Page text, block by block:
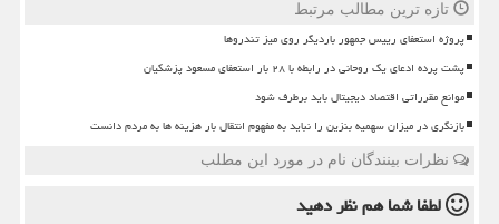
تازه ترین مطالب مرتبط
پروژه استعفای رییس جمهور باردیگر روی میز تندروها
پشت پرده ادعای یک روحانی در رابطه با ۲۸ بار استعفای مسعود پزشکیان
موانع مقرراتی اقتصاد دیجیتال باید برطرف شود
بازنگری در میزان سهمیه بنزین را نباید به مفهوم انتقال بار هزینه ها به مردم دانست
نظرات بینندگان نام در مورد این مطلب
لطفا شما همنظر دهید